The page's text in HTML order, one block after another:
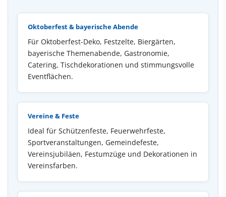
Oktoberfest & bayerische Abende
Für Oktoberfest-Deko, Festzelte, Biergärten,
bayerische Themenabende, Gastronomie,
Catering, Tischdekorationen und stimmungsvolle
Eventflächen.
Vereine & Feste
Ideal für Schützenfeste, Feuerwehrfeste,
Sportveranstaltungen, Gemeindefeste,
Vereinsjubiläen, Festumzüge und Dekorationen in
Vereinsfarben.